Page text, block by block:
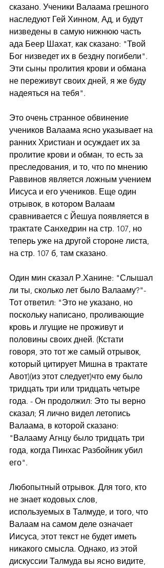
сказано. Ученики Валаама грешного
наследуют Гей Хинном, Ад, и будут
низведены в самую нижнюю часть
ада Беер Шахат, как сказано: "Твой
Бог низведет их в бездну погибели".
Эти сыны пролития крови и обмана
не переживут своих дней, я же буду
надеяться на тебя".
Это очень странное обвинение
учеников Валаама ясно указывает на
ранних Христиан и осуждает их за
пролитие крови и обман, то есть за
преследования, и то, что по мнению
Раввинов является ложным учением
Иисуса и его учеников. Еще один
отрывок, в котором Валаам
сравнивается с Йешуа появляется в
трактате Санхедрин на стр. 107, но
теперь уже на другой стороне листа,
на стр. 107 б, там сказано.
Один мин сказал Р.Ханине: "Слышал
ли ты, сколько лет было Валааму?"-
Тот ответил: "Это не указано, но
поскольку написано, проливающие
кровь и лгущие не проживут и
половины своих дней. (Кстати
говоря, это тот же самый отрывок,
который цитирует Мишна в трактате
Авот)(из этот следует)что ему было
тридцать три или тридцать четыре
года. - Он продолжил: Это ты верно
сказал; Я лично видел летопись
Валаама, в которой сказано:
"Валааму Агнцу было тридцать три
года, когда Пинхас Разбойник убил
его".
Любопытный отрывок. Для того, кто
не знает кодовых слов,
используемых в Талмуде, и того, что
Валаам на самом деле означает
Иисуса, этот текст не будет иметь
никакого смысла. Однако, из этой
дискуссии Талмуда вы ясно видите,